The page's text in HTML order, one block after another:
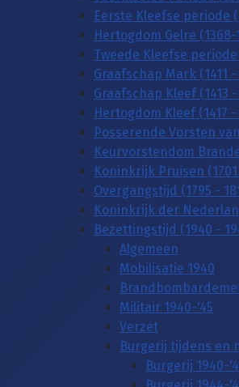
Eerste Kleefse periode
Hertogdom Gelre (1368-
Tweede Kleefse periode
Graafschap Mark (1411 -
Graafschap Kleef (1413 -
Hertogdom Kleef (1417 -
Posserende Vorsten
Keurvorstendom
Koninkrijk Pruisen (1701
Overgangstijd (1795 -
Koninkrijk der
Bezettingstijd (1940 -
Algemeen
Mobilisatie 1940
Militair 1940-'45
Verzet
Burgerij tijdens en
Burgerij 1940-